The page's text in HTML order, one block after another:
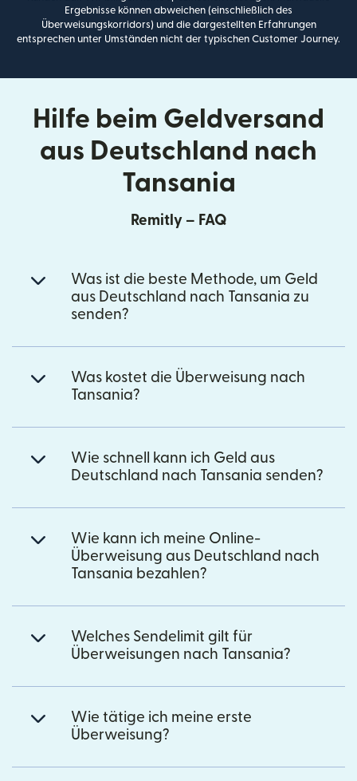
Ergebnisse können abweichen (einschließlich des
Überweisungskorridors) und die dargestellten Erfahrungen
entsprechen unter Umständen nicht der typischen Customer Journey.
Hilfe beim Geldversand
aus Deutschland nach
Tansania
Remitly – FAQ
Was ist die beste Methode, um Geld
aus Deutschland nach Tansania zu
senden?
Was kostet die Überweisung nach
Tansania?
Wie schnell kann ich Geld aus
Deutschland nach Tansania senden?
Wie kann ich meine Online-
Überweisung aus Deutschland nach
Tansania bezahlen?
Welches Sendelimit gilt für
Überweisungen nach Tansania?
Wie tätige ich meine erste
Überweisung?